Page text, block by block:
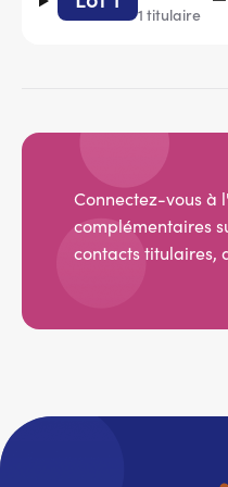
1 titulaire
Connectez-vous à
complémentaires
contacts titulaires,